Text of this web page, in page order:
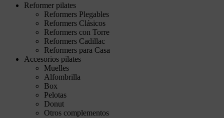
Reformer pilates
Reformers Plegables
Reformers Clásicos
Reformers con Torre
Reformers Cadillac
Reformers para Casa
Accesorios pilates
Muelles
Alfombrilla
Box
Pelotas
Donut
Otros complementos